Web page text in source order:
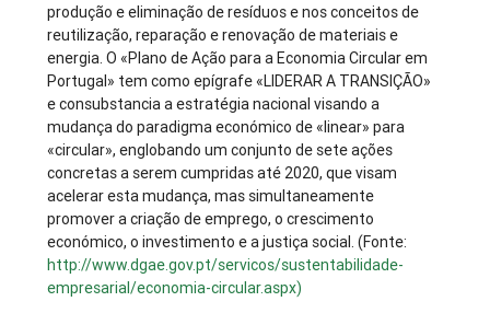
produção e eliminação de resíduos e nos conceitos de
reutilização, reparação e renovação de materiais e
energia. O «Plano de Ação para a Economia Circular em
Portugal» tem como epígrafe «LIDERAR A TRANSIÇÃO»
e consubstancia a estratégia nacional visando a
mudança do paradigma económico de «linear» para
«circular», englobando um conjunto de sete ações
concretas a serem cumpridas até 2020, que visam
acelerar esta mudança, mas simultaneamente
promover a criação de emprego, o crescimento
económico, o investimento e a justiça social. (Fonte:
http://www.dgae.gov.pt/servicos/sustentabilidade-
empresarial/economia-circular.aspx)